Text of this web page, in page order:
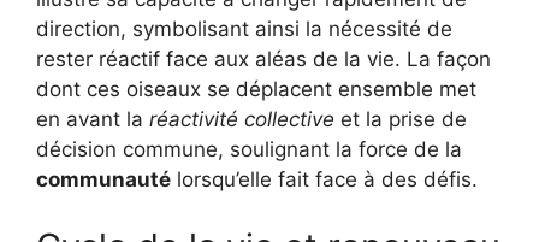
direction, symbolisant ainsi la nécessité de
rester réactif face aux aléas de la vie. La façon
dont ces oiseaux se déplacent ensemble met
en avant la réactivité collective et la prise de
décision commune, soulignant la force de la
communauté lorsqu’elle fait face à des défis.